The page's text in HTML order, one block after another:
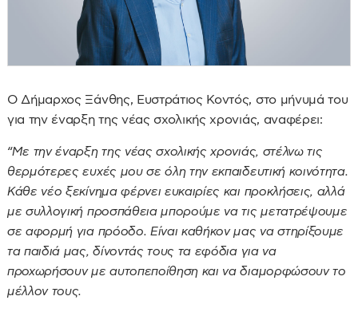
Ο Δήμαρχος Ξάνθης, Ευστράτιος Κοντός, στο μήνυμά του
για την έναρξη της νέας σχολικής χρονιάς, αναφέρει:
“Με την έναρξη της νέας σχολικής χρονιάς, στέλνω τις
θερμότερες ευχές μου σε όλη την εκπαιδευτική κοινότητα.
Κάθε νέο ξεκίνημα φέρνει ευκαιρίες και προκλήσεις, αλλά
με συλλογική προσπάθεια μπορούμε να τις μετατρέψουμε
σε αφορμή για πρόοδο. Είναι καθήκον μας να στηρίξουμε
τα παιδιά μας, δίνοντάς τους τα εφόδια για να
προχωρήσουν με αυτοπεποίθηση και να διαμορφώσουν το
μέλλον τους.